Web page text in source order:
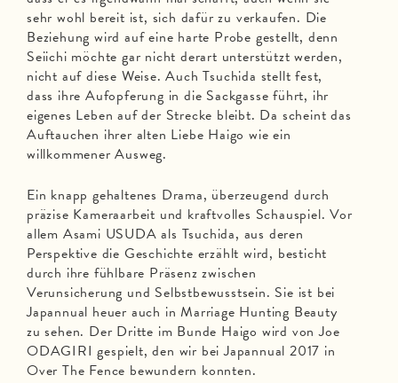
sehr wohl bereit ist, sich dafür zu verkaufen. Die
Beziehung wird auf eine harte Probe gestellt, denn
Seiichi möchte gar nicht derart unterstützt werden,
nicht auf diese Weise. Auch Tsuchida stellt fest,
dass ihre Aufopferung in die Sackgasse führt, ihr
eigenes Leben auf der Strecke bleibt. Da scheint das
Auftauchen ihrer alten Liebe Haigo wie ein
willkommener Ausweg.
Ein knapp gehaltenes Drama, überzeugend durch
präzise Kameraarbeit und kraftvolles Schauspiel. Vor
allem Asami USUDA als Tsuchida, aus deren
Perspektive die Geschichte erzählt wird, besticht
durch ihre fühlbare Präsenz zwischen
Verunsicherung und Selbstbewusstsein. Sie ist bei
Japannual heuer auch in Marriage Hunting Beauty
zu sehen. Der Dritte im Bunde Haigo wird von Joe
ODAGIRI gespielt, den wir bei Japannual 2017 in
Over The Fence bewundern konnten.